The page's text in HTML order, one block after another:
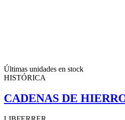
Últimas unidades en stock
HISTÓRICA
CADENAS DE